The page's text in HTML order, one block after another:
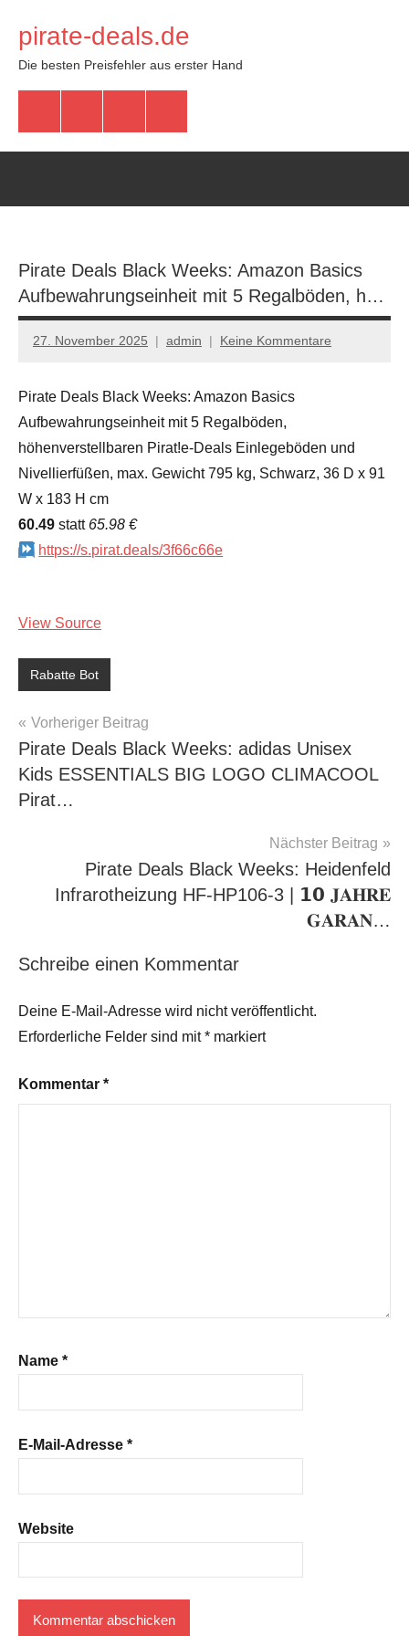
Inhalt
springen
pirate-deals.de
Die besten Preisfehler aus erster Hand
Pirate Deals Black Weeks: Amazon Basics
Aufbewahrungseinheit mit 5 Regalböden, h…
27. November 2025 admin Keine Kommentare
Pirate Deals Black Weeks: Amazon Basics
Aufbewahrungseinheit mit 5 Regalböden,
höhenverstellbaren Pirat!e-Deals Einlegeböden und
Nivellierfüßen, max. Gewicht 795 kg, Schwarz, 36 D x 91
W x 183 H cm
60.49 statt 65.98 €
https://s.pirat.deals/3f66c66e
View Source
Rabatte Bot
Beitragsnavigation
Vorheriger Beitrag
Pirate Deals Black Weeks: adidas Unisex
Kids ESSENTIALS BIG LOGO CLIMACOOL
Pirat…
Nächster Beitrag
Pirate Deals Black Weeks: Heidenfeld
Infrarotheizung HF-HP106-3 | 𝟭𝟬 𝐉𝐀𝐇𝐑𝐄
𝐆𝐀𝐑𝐀𝐍…
Schreibe einen Kommentar
Deine E-Mail-Adresse wird nicht veröffentlicht.
Erforderliche Felder sind mit* markiert
Kommentar *
Name *
E-Mail-Adresse *
Website